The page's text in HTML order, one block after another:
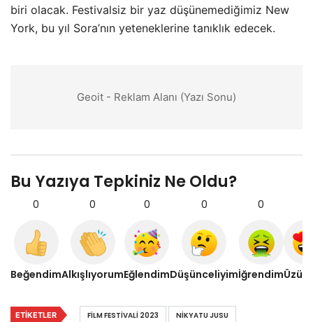
biri olacak. Festivalsiz bir yaz düşünemediğimiz New
York, bu yıl Sora’nın yeteneklerine tanıklık edecek.
Geoit - Reklam Alanı (Yazı Sonu)
Bu Yazıya Tepkiniz Ne Oldu?
0
Beğendim
0
Alkışlıyorum
0
Eğlendim
0
Düşünceliyim
0
İğrendim
ETIKETLER FILM FESTIVALI 2023
NIKYATU JUSU